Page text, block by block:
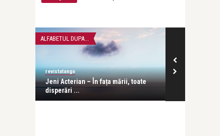
ALFABETUL DUPA...
revistatango
Jeni Acterian – În fața mării, toate
disperări ...